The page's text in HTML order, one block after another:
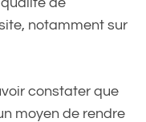
notamment sur
constater que
moyen de rendre